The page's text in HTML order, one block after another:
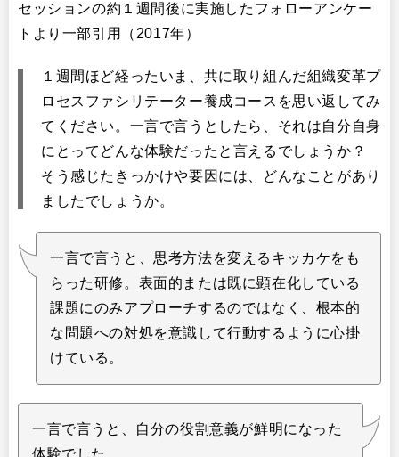
セッションの約１週間後に実施したフォローアンケー
トより一部引用（2017年）
１週間ほど経ったいま、共に取り組んだ組織変革プ
ロセスファシリテーター養成コースを思い返してみ
てください。一言で言うとしたら、それは自分自身
にとってどんな体験だったと言えるでしょうか？
そう感じたきっかけや要因には、どんなことがあり
ましたでしょうか。
一言で言うと、思考方法を変えるキッカケをも
らった研修。表面的または既に顕在化している
課題にのみアプローチするのではなく、根本的
な問題への対処を意識して行動するように心掛
けている。
一言で言うと、自分の役割意義が鮮明になった
体験でした。